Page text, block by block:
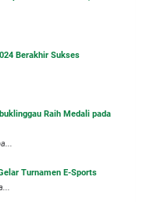
Berakhir Sukses
Raih Medali pada
Turnamen E-Sports